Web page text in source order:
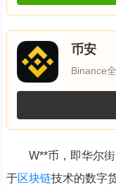
币安
Binance
W**币，即华尔
于区块链技术的数字